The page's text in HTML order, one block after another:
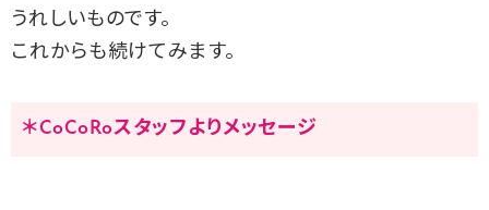
うれしいものです。
これからも続けてみます。
＊CoCoRoスタッフよりメッセージ